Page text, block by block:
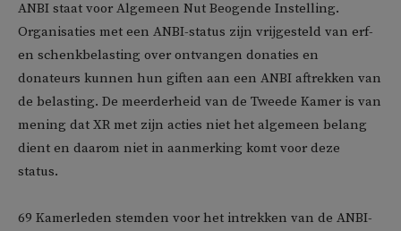
ANBI staat voor Algemeen Nut Beogende Instelling.
Organisaties met een ANBI-status zijn vrijgesteld van erf-
en schenkbelasting over ontvangen donaties en
donateurs kunnen hun giften aan een ANBI aftrekken van
de belasting. De meerderheid van de Tweede Kamer is van
mening dat XR met zijn acties niet het algemeen belang
dient en daarom niet in aanmerking komt voor deze
status.
69 Kamerleden stemden voor het intrekken van de ANBI-